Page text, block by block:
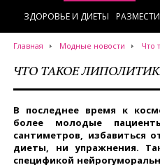
ЗДОРОВЬЕ И ДИЕТЫ
Главная Модные новости Что
ЧТО ТАКОЕ
В последнее время к
более молодые
сантиметров, избавиться
диеты, ни упражнения.
спецификой